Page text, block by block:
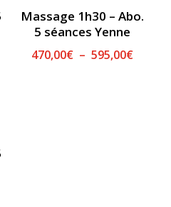
Massage 1h30 – Abo.
5 séances Yenne
470,00€ – 595,00€Plage